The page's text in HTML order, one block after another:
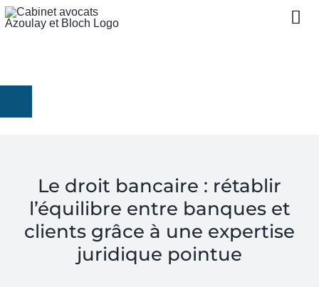
CONTACT
RÉGLER UNE PRESTATION
Le droit bancaire : rétablir
l’équilibre entre banques et
clients grâce à une expertise
juridique pointue